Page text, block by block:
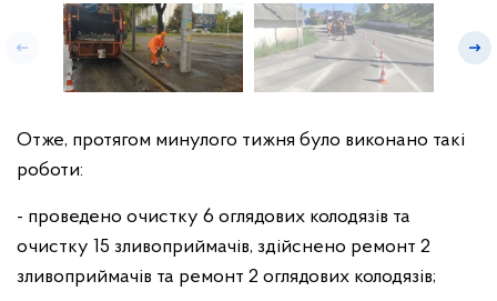
Отже, протягом минулого тижня було виконано такі
роботи:
- проведено очистку 6 оглядових колодязів та
очистку 15 зливоприймачів, здійснено ремонт 2
зливоприймачів та ремонт 2 оглядових колодязів;